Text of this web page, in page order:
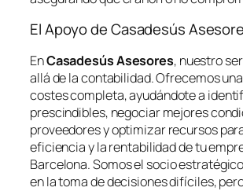
El Apoyo de Casadesús
EnCasadesús Asesores, nuestro
allá de la contabilidad. Ofrecemos
costes completa, ayudándote a
prescindibles, negociar mejores
proveedores y optimizar recursos
eficiencia y la rentabilidad de tu
Barcelona. Somos el socio
en la toma de decisiones difíciles,